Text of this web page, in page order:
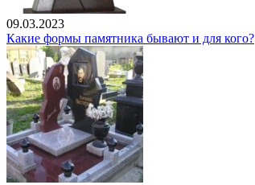
09.03.2023
Какие формы памятника бывают и для кого?